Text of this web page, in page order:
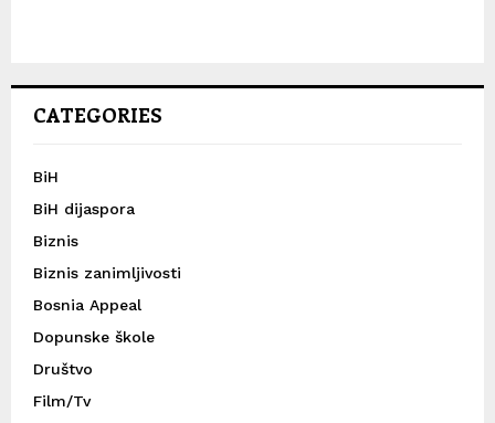
CATEGORIES
BiH
BiH dijaspora
Biznis
Biznis zanimljivosti
Bosnia Appeal
Dopunske škole
Društvo
Film/Tv